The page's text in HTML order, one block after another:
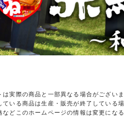
実際の商品と一部異なる場合がございま
いる商品は生産・販売が終了している
どこのホームページの情報は変更にな